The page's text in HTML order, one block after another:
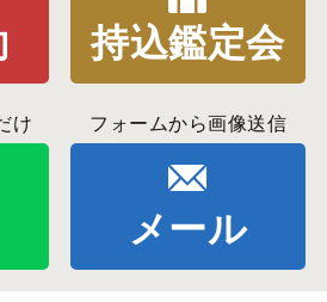
持込鑑定会
け フォームから画像送信
メール